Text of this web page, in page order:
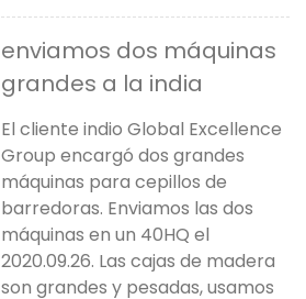
enviamos dos máquinas
grandes a la india
El cliente indio Global Excellence
Group encargó dos grandes
máquinas para cepillos de
barredoras. Enviamos las dos
máquinas en un 40HQ el
2020.09.26. Las cajas de madera
son grandes y pesadas, usamos